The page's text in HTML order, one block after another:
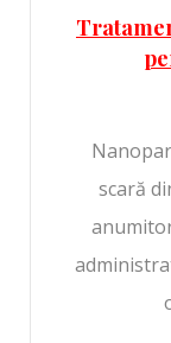
scară